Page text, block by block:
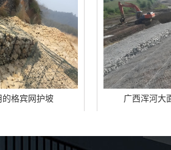
广西浑河大面积使用的石笼网